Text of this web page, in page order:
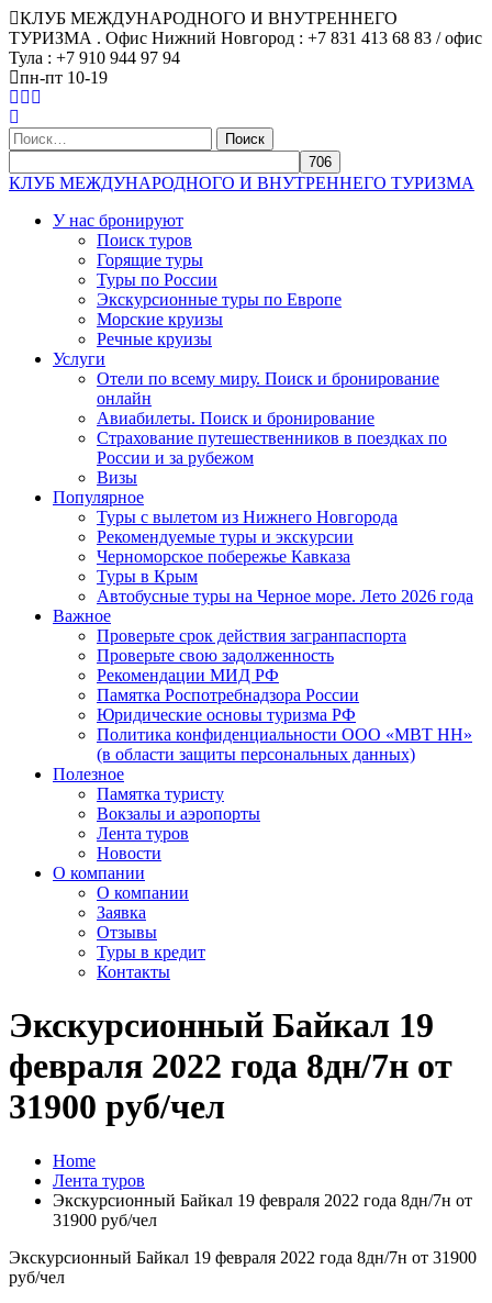
КЛУБ МЕЖДУНАРОДНОГО И ВНУТРЕННЕГО
ТУРИЗМА . Офис Нижний Новгород : +7 831 413 68 83 / офис
Тула : +7 910 944 97 94
пн-пт 10-19
Найти:
КЛУБ МЕЖДУНАРОДНОГО И ВНУТРЕННЕГО ТУРИЗМА
У нас бронируют
Поиск туров
Горящие туры
Туры по России
Экскурсионные туры по Европе
Морские круизы
Речные круизы
Услуги
Отели по всему миру. Поиск и бронирование
онлайн
Авиабилеты. Поиск и бронирование
Страхование путешественников в поездках по
России и за рубежом
Визы
Популярное
Туры с вылетом из Нижнего Новгорода
Рекомендуемые туры и экскурсии
Черноморское побережье Кавказа
Туры в Крым
Автобусные туры на Черное море. Лето 2026 года
Важное
Проверьте срок действия загранпаспорта
Проверьте свою задолженность
Рекомендации МИД РФ
Памятка Роспотребнадзора России
Юридические основы туризма РФ
Политика конфиденциальности ООО «МВТ НН»
(в области защиты персональных данных)
Полезное
Памятка туристу
Вокзалы и аэропорты
Лента туров
Новости
О компании
О компании
Заявка
Отзывы
Туры в кредит
Контакты
Экскурсионный Байкал 19
февраля 2022 года 8дн/7н от
31900 руб/чел
Home
Лента туров
Экскурсионный Байкал 19 февраля 2022 года 8дн/7н от
31900 руб/чел
Экскурсионный Байкал 19 февраля 2022 года 8дн/7н от 31900
руб/чел